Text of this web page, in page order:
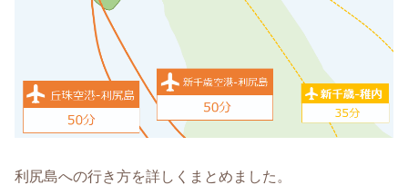
利尻島への行き方を詳しくまとめました。